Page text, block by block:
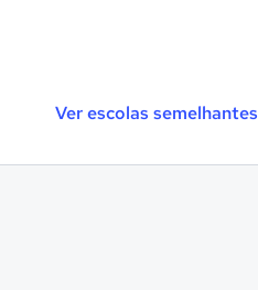
Ver escolas semelhantes